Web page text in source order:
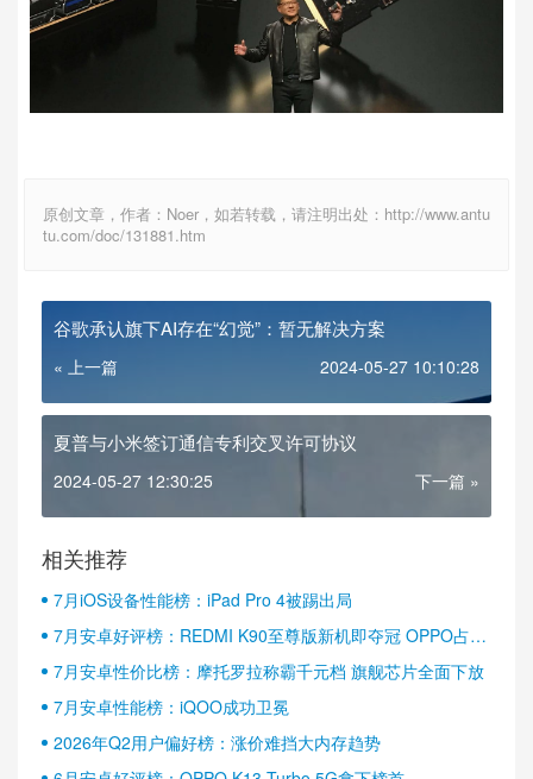
原创文章，作者：Noer，如若转载，请注明出处：http://www.antu
tu.com/doc/131881.htm
谷歌承认旗下AI存在“幻觉”：暂无解决方案
« 上一篇 2024-05-27 10:10:28
夏普与小米签订通信专利交叉许可协议
2024-05-27 12:30:25 下一篇 »
相关推荐
7月iOS设备性能榜：iPad Pro 4被踢出局
7月安卓好评榜：REDMI K90至尊版新机即夺冠 OPPO占据
半壁江山
7月安卓性价比榜：摩托罗拉称霸千元档 旗舰芯片全面下放
7月安卓性能榜：iQOO成功卫冕
2026年Q2用户偏好榜：涨价难挡大内存趋势